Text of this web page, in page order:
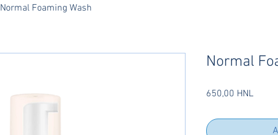
Normal Foaming Wash
Normal
650,00 HNLPrecio